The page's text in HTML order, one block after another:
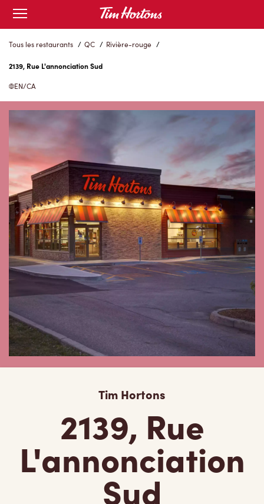
Skip
Content
Open
mobile
menu
Tous les restaurants / QC / Rivière-rouge /
2139, Rue L'annonciation Sud
EN/CA
Tim Hortons
2139, Rue
L'annonciation
Sud